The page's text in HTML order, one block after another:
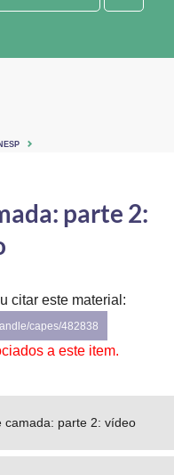
parte 2:
citar este material:
capes/482838
a este item.
camada: parte 2: vídeo